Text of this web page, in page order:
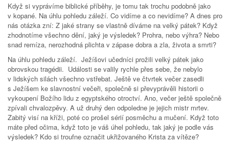
Když si vyprávíme biblické příběhy, je tomu tak trochu podobně jako
v kopané. Na úhlu pohledu záleží. Co vidíme a co nevidíme? A dnes pro
nás otázka zní: Z jaké strany se vlastně díváme na velký pátek? Když
zhodnotíme všechno dění, jaký je výsledek? Prohra, nebo výhra? Nebo
snad remíza, nerozhodná plichta v zápase dobra a zla, života a smrti?
Na úhlu pohledu záleží. Ježíšovi učedníci prožili velký pátek jako
obrovskou tragédii. Události se valily rychle přes sebe, že nebylo
v lidských silách všechno vstřebat. Ještě ve čtvrtek večer zasedli
s Ježíšem ke slavnostní večeři, společně si převyprávěli historii o
vykoupení Božího lidu z egyptského otroctví. Ano, večer ještě společně
zpívali chvalozpěvy. A už druhý den odpoledne je jejich mistr mrtev.
Zabitý visí na kříži, poté co prošel sérií posměchu a mučení. Když toto
máte před očima, když toto je váš úhel pohledu, tak jaký je podle vás
výsledek? Kdo si troufne označit ukřižovaného Krista za vítěze?